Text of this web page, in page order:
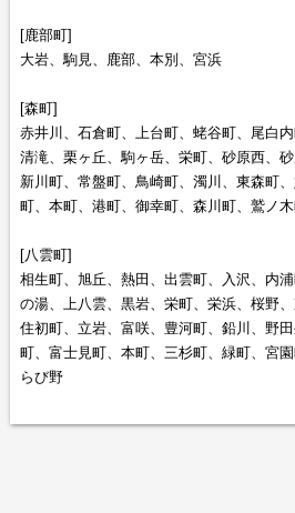
[鹿部町]
大岩、駒見、鹿部、本別、宮浜
[森町]
赤井川、石倉町、上台町、蛯谷町、尾白内
清滝、栗ヶ丘、駒ヶ岳、栄町、砂原西、砂
新川町、常盤町、鳥崎町、濁川、東森町
町、本町、港町、御幸町、森川町、鷲ノ
[八雲町]
相生町、旭丘、熱田、出雲町、入沢、内
の湯、上八雲、黒岩、栄町、栄浜、桜野、
住初町、立岩、富咲、豊河町、鉛川、野
町、富士見町、本町、三杉町、緑町、宮
らび野